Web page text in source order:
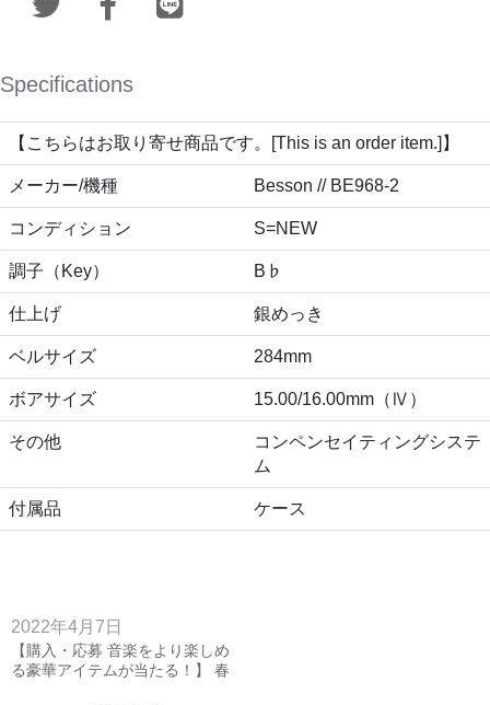
Specifications
【こちらはお取り寄せ商品です。[This is an order item.]】
メーカー/機種 Besson // BE968-2
コンディション S=NEW
調子（Key） B♭
仕上げ 銀めっき
ベルサイズ 284mm
ボアサイズ 15.00/16.00mm（Ⅳ）
その他
コンペンセイティングシステ
ム
付属品 ケース
2022年4月7日
【購入・応募 音楽をより楽しめ
る豪華アイテムが当たる！】 春